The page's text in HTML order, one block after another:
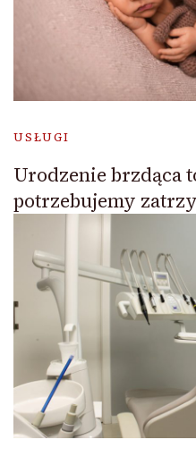
USŁUGI
Urodzenie brzdąca
potrzebujemy